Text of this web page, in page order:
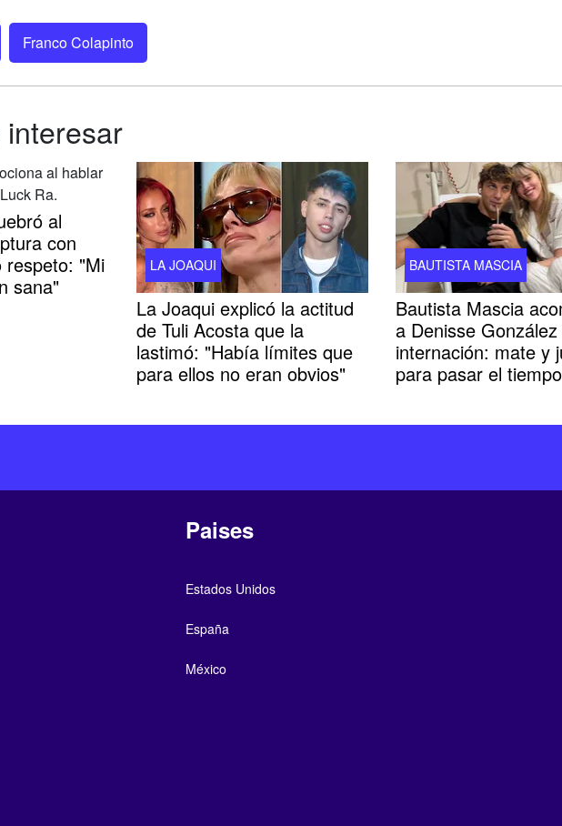
Franco Colapinto
al
con
respeto: "Mi
sana"
LA JOAQUI
La Joaqui explicó la actitud
de Tuli Acosta que la
lastimó: "Había límites que
para ellos no eran obvios"
BAUTISTA MASCIA
Bautista Mascia
a Denisse
internación: mate y
para pasar el tiempo
Paises
Estados Unidos
España
México